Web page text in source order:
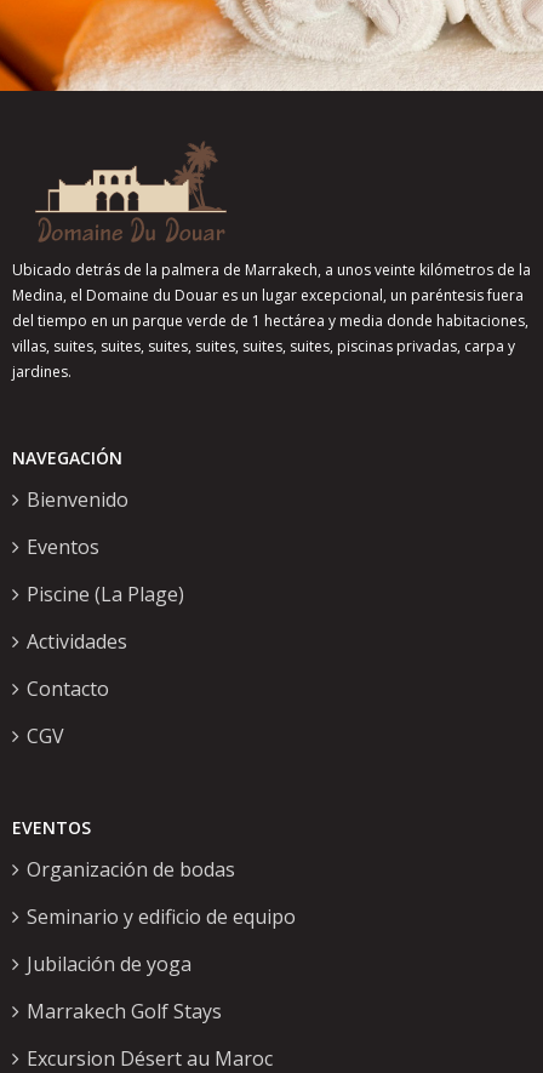
Ubicado detrás de la palmera de Marrakech, a unos veinte kilómetros de la
Medina, el Domaine du Douar es un lugar excepcional, un paréntesis fuera
del tiempo en un parque verde de 1 hectárea y media donde habitaciones,
villas, suites, suites, suites, suites, suites, suites, piscinas privadas, carpa y
jardines.
NAVEGACIÓN
Bienvenido
Eventos
Piscine (La Plage)
Actividades
Contacto
CGV
EVENTOS
Organización de bodas
Seminario y edificio de equipo
Jubilación de yoga
Marrakech Golf Stays
Excursion Désert au Maroc